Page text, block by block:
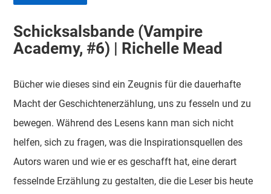
Schicksalsbande (Vampire
Academy, #6) | Richelle Mead
Bücher wie dieses sind ein Zeugnis für die dauerhafte
Macht der Geschichtenerzählung, uns zu fesseln und zu
bewegen. Während des Lesens kann man sich nicht
helfen, sich zu fragen, was die Inspirationsquellen des
Autors waren und wie er es geschafft hat, eine derart
fesselnde Erzählung zu gestalten, die die Leser bis heute